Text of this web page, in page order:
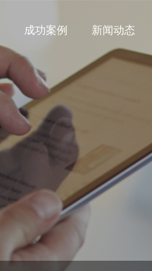
成功案例 新闻动态